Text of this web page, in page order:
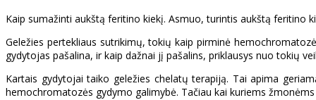
Kaip sumažinti aukštą feritino kiekį. Asmuo, turintis aukštą feritino
Geležies pertekliaus sutrikimų, tokių kaip pirminė
gydytojas pašalina, ir kaip dažnai jį pašalins, priklausys nuo tokių
Kartais gydytojai taiko geležies chelatų terapiją. Tai apima
hemochromatozės gydymo galimybė. Tačiau kai kuriems